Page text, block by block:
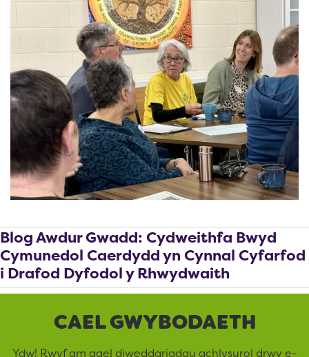
Blog Awdur Gwadd: Cydweithfa Bwyd
Cymunedol Caerdydd yn Cynnal Cyfarfod
i Drafod Dyfodol y Rhwydwaith
CAEL GWYBODAETH
Ydw! Rwyf am gael diweddariadau achlysurol drwy e-